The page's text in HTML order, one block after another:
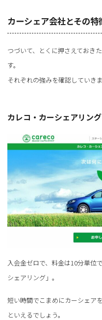
カーシェア会社とその特
つづいて、とくに押さえておき
す。
それぞれの強みを確認していきま
カレコ・カーシェアリング
入会金ゼロで、料金は10分単位
シェアリング」。
短い時間でこまめにカーシェア
といえるでしょう。